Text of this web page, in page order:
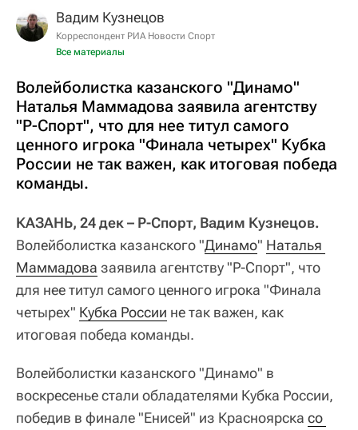
Вадим Кузнецов
Корреспондент РИА Новости Спорт
Все материалы
Волейболистка казанского "Динамо"
Наталья Маммадова заявила агентству
"Р-Спорт", что для нее титул самого
ценного игрока "Финала четырех" Кубка
России не так важен, как итоговая победа
команды.
КАЗАНЬ, 24 дек – Р-Спорт, Вадим Кузнецов.
Волейболистка казанского "Динамо" Наталья
Маммадова заявила агентству "Р-Спорт", что
для нее титул самого ценного игрока "Финала
четырех" Кубка России не так важен, как
итоговая победа команды.
Волейболистки казанского "Динамо" в
воскресенье стали обладателями Кубка России,
победив в финале "Енисей" из Красноярска со